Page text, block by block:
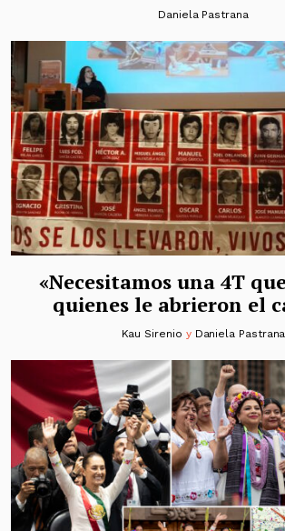
Daniela Pastrana
«Necesitamos una 4T
quienes le abrieron el
Kau Sirenio y Daniela Pastrana